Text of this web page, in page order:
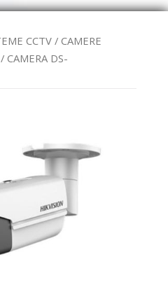
CCTV / CAMERE
/ CAMERA DS-